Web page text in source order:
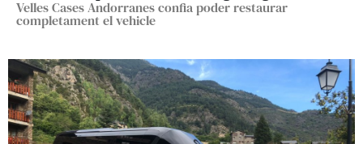
Velles Cases Andorranes confia poder restaurar
completament el vehicle